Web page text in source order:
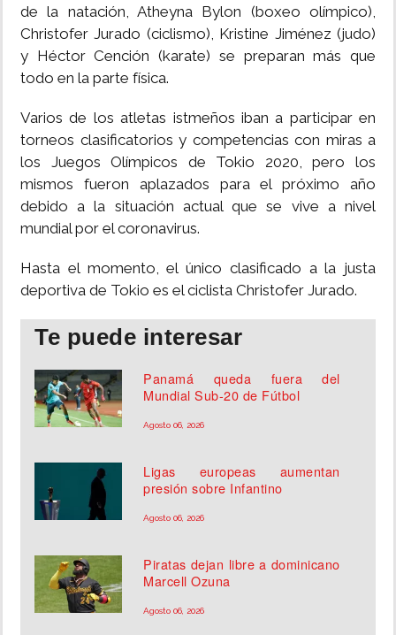
de la natación, Atheyna Bylon (boxeo olímpico),
Christofer Jurado (ciclismo), Kristine Jiménez (judo)
y Héctor Cención (karate) se preparan más que
todo en la parte física.
Varios de los atletas istmeños iban a participar en
torneos clasificatorios y competencias con miras a
los Juegos Olímpicos de Tokio 2020, pero los
mismos fueron aplazados para el próximo año
debido a la situación actual que se vive a nivel
mundial por el coronavirus.
Hasta el momento, el único clasificado a la justa
deportiva de Tokio es el ciclista Christofer Jurado.
Te puede interesar
Panamá queda fuera del
Mundial Sub-20 de Fútbol
Agosto 06, 2026
Ligas europeas aumentan
presión sobre Infantino
Agosto 06, 2026
Piratas dejan libre a dominicano
Marcell Ozuna
Agosto 06, 2026